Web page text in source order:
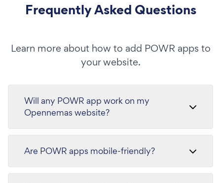
Frequently Asked Questions
Learn more about how to add POWR apps to
your website.
Will any POWR app work on my
Opennemas website?
Are POWR apps mobile-friendly?